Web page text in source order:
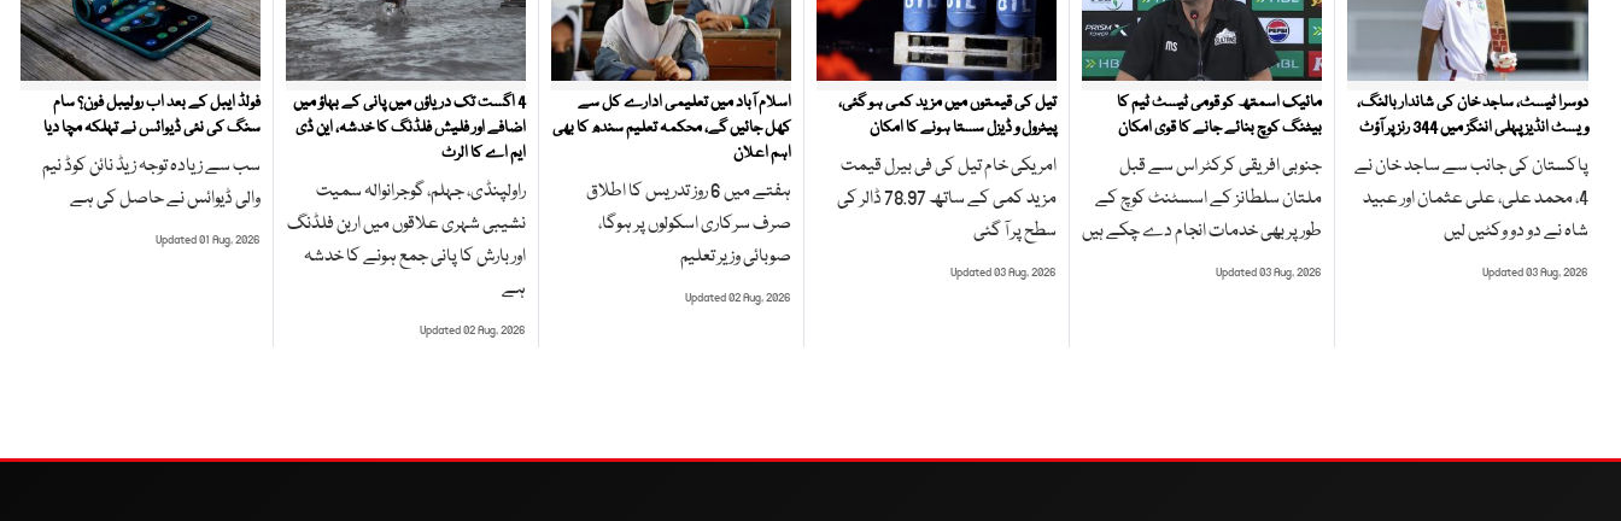
دوسرا ٹیسٹ، ساجد خان کی شاندار بالنگ،
ویسٹ انڈیز پہلی اننگز میں 344 رنز پر آؤٹ
پاکستان کی جانب سے ساجد خان نے
4، محمد علی، علی عثمان اور عبید
شاہ نے دو دو وکٹیں لیں
Updated 03 Aug, 2026
مائیک اسمتھ کو قومی ٹیسٹ ٹیم کا
بیٹنگ کوچ بنائے جانے کا قوی امکان
جنوبی افریقی کرکٹر اس سے قبل
ملتان سلطانز کے اسسٹنٹ کوچ کے
طور پر بھی خدمات انجام دے چکے ہیں
Updated 03 Aug, 2026
تیل کی قیمتوں میں مزید کمی ہو گئی،
پیٹرول و ڈیزل سستا ہونے کا امکان
امریکی خام تیل کی فی بیرل قیمت
مزید کمی کے ساتھ 78.97 ڈالر کی
سطح پر آ گئی
Updated 03 Aug, 2026
اسلام آباد میں تعلیمی ادارے کل سے
کھل جائیں گے، محکمہ تعلیم سندھ کا بھی
اہم اعلان
ہفتے میں 6 روز تدریس کا اطلاق
صرف سرکاری اسکولوں پر ہوگا،
صوبائی وزیر تعلیم
Updated 02 Aug, 2026
4 اگست تک دریاؤں میں پانی کے بہاؤ میں
اضافے اور فلیش فلڈنگ کا خدشہ، این ڈی
ایم اے کا الرٹ
راولپنڈی، جہلم، گوجرانوالہ سمیت
نشیبی شہری علاقوں میں اربن فلڈنگ
اور بارش کا پانی جمع ہونے کا خدشہ
ہے
Updated 02 Aug, 2026
فولڈ ایبل کے بعد اب رولیبل فون؟ سام
سنگ کی نئی ڈیوائس نے تہلکہ مچا دیا
سب سے زیادہ توجہ زیڈ نائن کوڈ نیم
والی ڈیوائس نے حاصل کی ہے
Updated 01 Aug, 2026